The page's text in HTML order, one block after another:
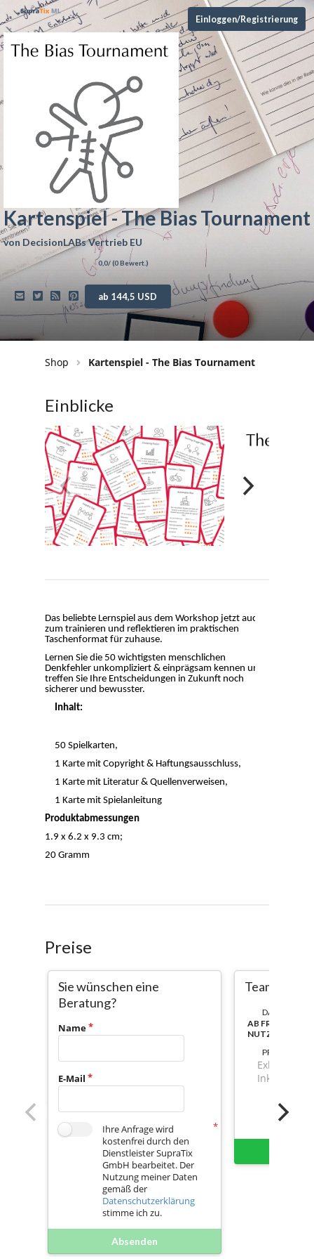
Einloggen/Registrierung
Kartenspiel - The Bias Tournament
von DecisionLABs Vertrieb EU
0,0/ (0Bewert.)
ab 144,5 USD
Shop Kartenspiel - The Bias Tournament
Einblicke
Preise
Sie wünschen eine
Beratung?
Name
E-Mail
Ihre Anfrage wird
kostenfrei durch den
Dienstleister SupraTix
GmbH bearbeitet. Der
Nutzung meiner Daten
gemäß der
Datenschutzerklärung
stimme ich zu.
Absenden
Team-Set
DAUER:
AB
NUTZBAR
PREIS
Exkl. Mwst.
Inkl. Mwst.